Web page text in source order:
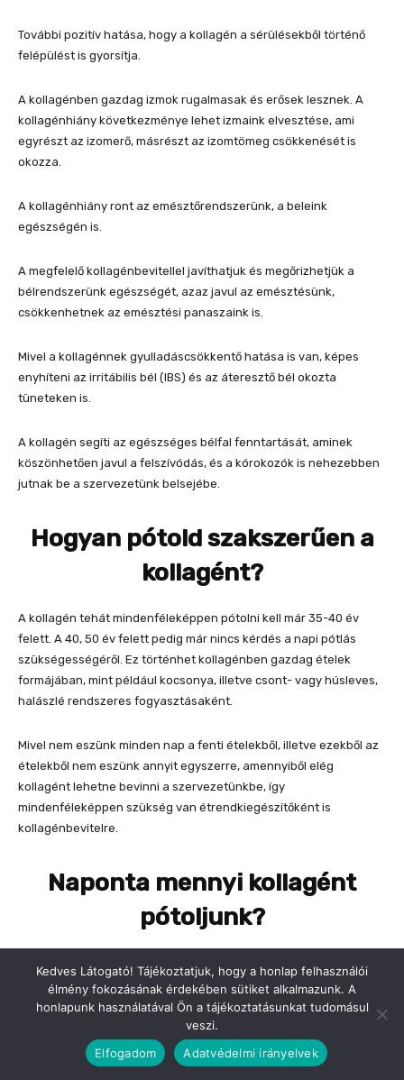
Kedves Látogató! Tájékoztatjuk, hogy a honlap felhasználói
élmény fokozásának érdekében sütiket alkalmazunk. A
honlapunk használatával Ön a tájékoztatásunkat tudomásul
veszi.
Elfogadom
Adatvédelmi irányelvek